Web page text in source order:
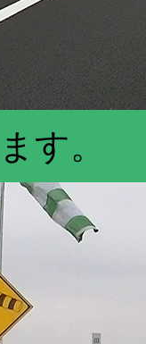
す。